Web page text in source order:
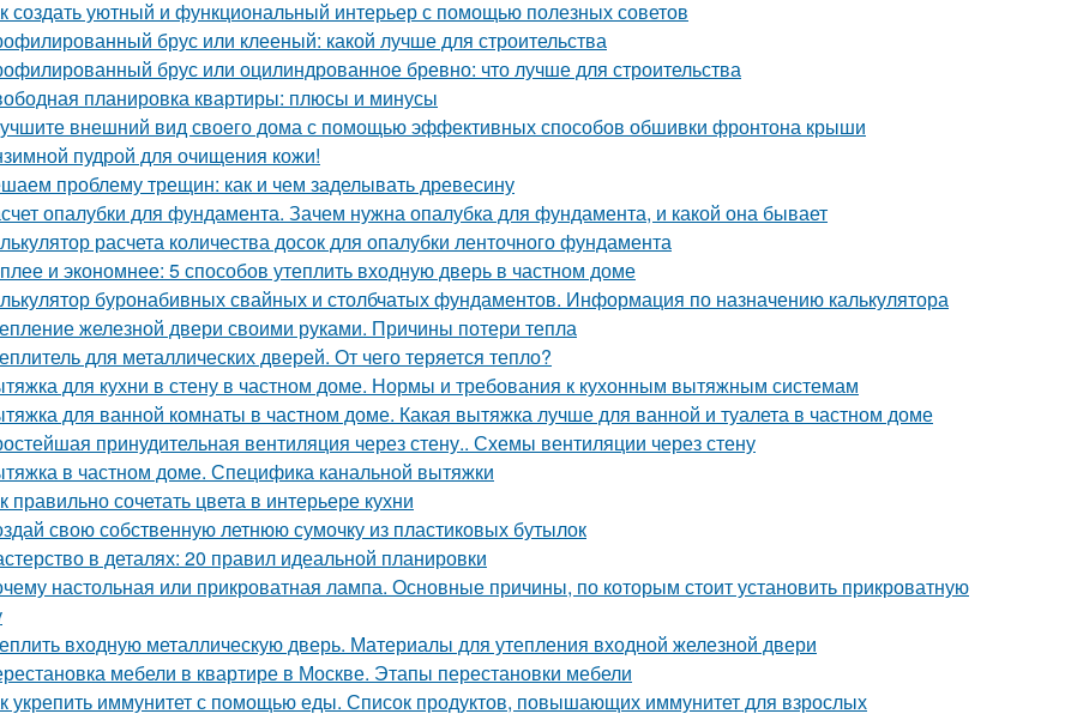
создать уютный и функциональный интерьер с помощью полезных советов
брус или клееный: какой лучше для строительства
брус или оцилиндрованное бревно: что лучше для строительства
планировка квартиры: плюсы и минусы
внешний вид своего дома с помощью эффективных способов обшивки фронтона крыши
пудрой для очищения кожи!
проблему трещин: как и чем заделывать древесину
опалубки для фундамента. Зачем нужна опалубка для фундамента, и какой она бывает
расчета количества досок для опалубки ленточного фундамента
и экономнее: 5 способов утеплить входную дверь в частном доме
буронабивных свайных и столбчатых фундаментов. Информация по назначению калькулятора
железной двери своими руками. Причины потери тепла
для металлических дверей. От чего теряется тепло?
для кухни в стену в частном доме. Нормы и требования к кухонным вытяжным системам
для ванной комнаты в частном доме. Какая вытяжка лучше для ванной и туалета в частном доме
принудительная вентиляция через стену.. Схемы вентиляции через стену
в частном доме. Специфика канальной вытяжки
правильно сочетать цвета в интерьере кухни
свою собственную летнюю сумочку из пластиковых бутылок
в деталях: 20 правил идеальной планировки
настольная или прикроватная лампа. Основные причины, по которым стоит установить прикроватную
входную металлическую дверь. Материалы для утепления входной железной двери
мебели в квартире в Москве. Этапы перестановки мебели
укрепить иммунитет с помощью еды. Список продуктов, повышающих иммунитет для взрослых